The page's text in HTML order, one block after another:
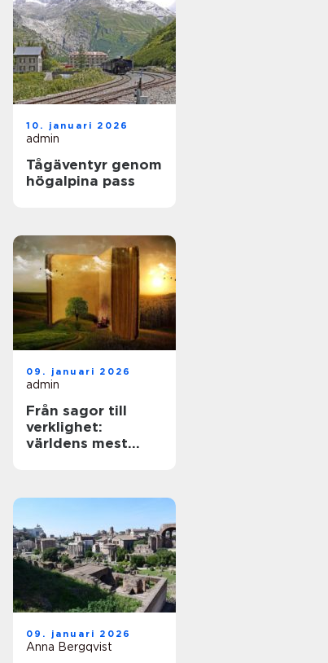
10. januari 2026
admin
Tågäventyr genom
högalpina pass
09. januari 2026
admin
Från sagor till
verklighet:
världens mest
09. januari 2026
Anna Bergqvist